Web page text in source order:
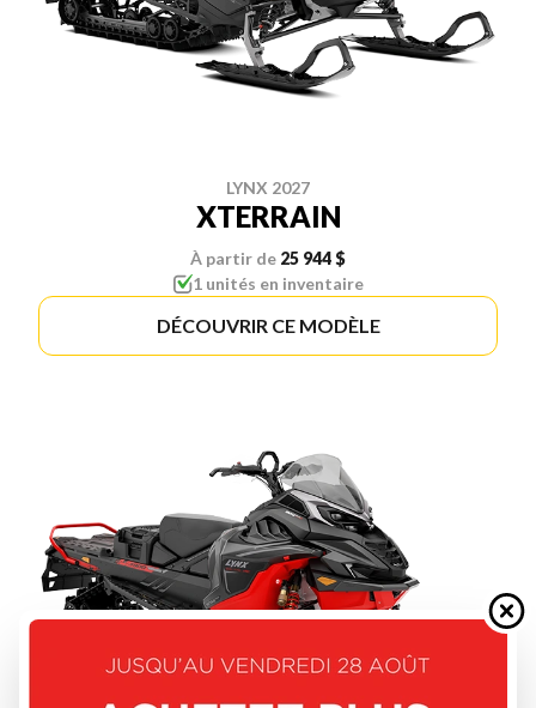
LYNX 2027
XTERRAIN
À partir de 25 944 $
1 unités en inventaire
DÉCOUVRIR CE MODÈLE